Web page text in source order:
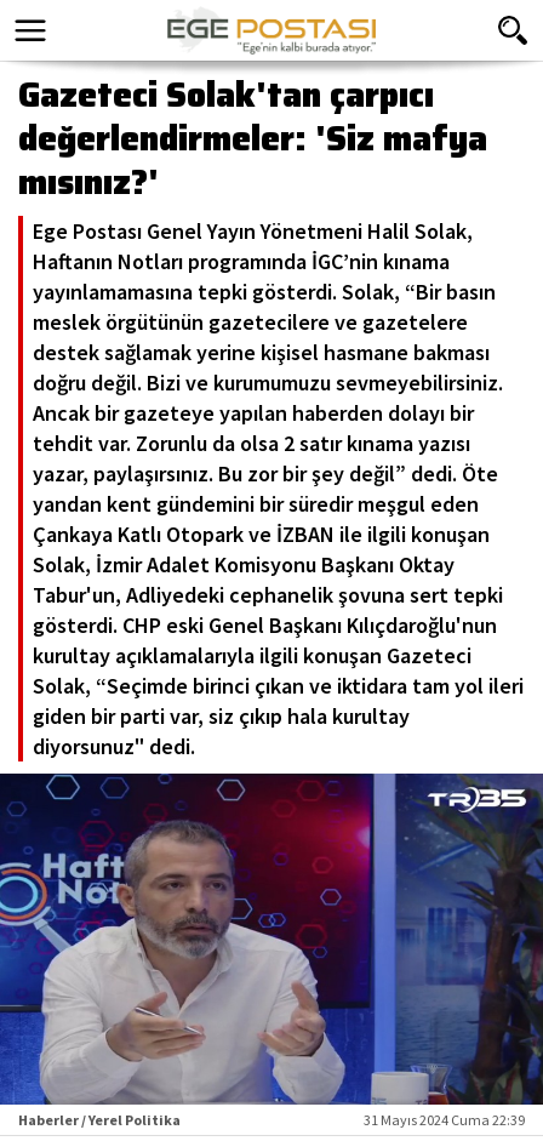
Gazeteci Solak'tan çarpıcı
değerlendirmeler: 'Siz mafya
mısınız?'
Ege Postası Genel Yayın Yönetmeni Halil Solak,
Haftanın Notları programında İGC’nin kınama
yayınlamamasına tepki gösterdi. Solak, “Bir basın
meslek örgütünün gazetecilere ve gazetelere
destek sağlamak yerine kişisel hasmane bakması
doğru değil. Bizi ve kurumumuzu sevmeyebilirsiniz.
Ancak bir gazeteye yapılan haberden dolayı bir
tehdit var. Zorunlu da olsa 2 satır kınama yazısı
yazar, paylaşırsınız. Bu zor bir şey değil” dedi. Öte
yandan kent gündemini bir süredir meşgul eden
Çankaya Katlı Otopark ve İZBAN ile ilgili konuşan
Solak, İzmir Adalet Komisyonu Başkanı Oktay
Tabur'un, Adliyedeki cephanelik şovuna sert tepki
gösterdi. CHP eski Genel Başkanı Kılıçdaroğlu'nun
kurultay açıklamalarıyla ilgili konuşan Gazeteci
Solak, “Seçimde birinci çıkan ve iktidara tam yol ileri
giden bir parti var, siz çıkıp hala kurultay
diyorsunuz" dedi.
Haberler / Yerel Politika 31 Mayıs 2024 Cuma 22:39